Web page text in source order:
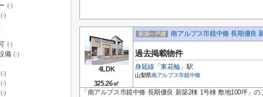
4LDK
325.26㎡
新築一戸建 南アルプス市鏡中條 長期優良
過去掲載物件
身延線 「東花輪」駅
山梨県南アルプス市鏡中條
「南アルプス市鏡中條 長期優良 新築2棟 1号棟 敷地100坪」
(-)
(-)
(-)
備 (-)
(-)
(-)
(-)